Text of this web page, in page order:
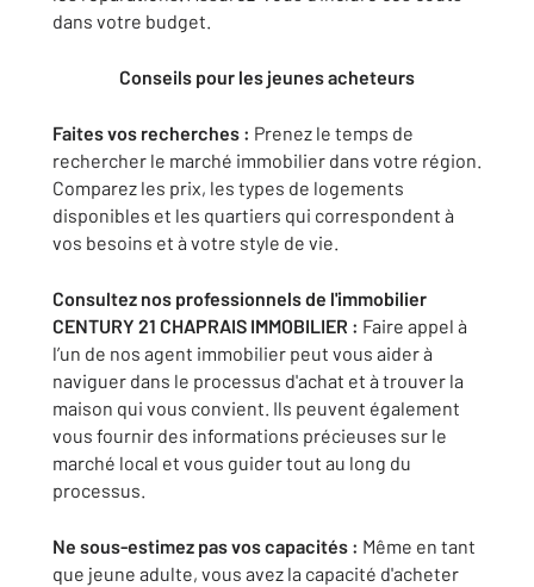
dans votre budget.
Conseils pour les jeunes acheteurs
Faites vos recherches : Prenez le temps de
rechercher le marché immobilier dans votre région.
Comparez les prix, les types de logements
disponibles et les quartiers qui correspondent à
vos besoins et à votre style de vie.
Consultez nos professionnels de l'immobilier
CENTURY 21 CHAPRAIS IMMOBILIER : Faire appel à
l’un de nos agent immobilier peut vous aider à
naviguer dans le processus d'achat et à trouver la
maison qui vous convient. Ils peuvent également
vous fournir des informations précieuses sur le
marché local et vous guider tout au long du
processus.
Ne sous-estimez pas vos capacités : Même en tant
que jeune adulte, vous avez la capacité d'acheter